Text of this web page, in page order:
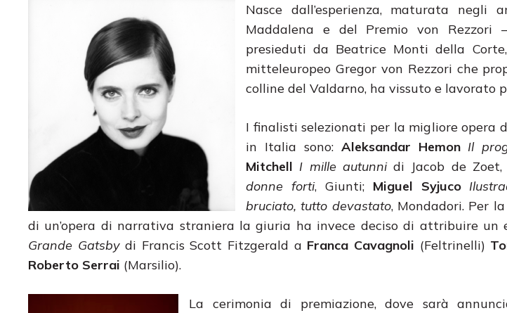
Nasce dall’esperienza, maturata negli
Maddalena e del Premio von Rezzori
presieduti da Beatrice Monti della
mitteleuropeo Gregor von Rezzori che
colline del Valdarno, ha vissuto e lavorato
I finalisti selezionati per la migliore
in Italia sono: Aleksandar HemonIl
Mitchell I mille autunnidi Jacob de Zoet,
donne forti, Giunti;Miguel Syjuco
bruciato, tutto devastato, Mondadori. Per
di un’opera di narrativa straniera la giuria ha invece deciso di attribuire un
Grande Gatsbydi Francis Scott Fitzgerald a Franca Cavagnoli (Feltrinelli)
Roberto Serrai (Marsilio).
La cerimonia di premiazione, dove sarà